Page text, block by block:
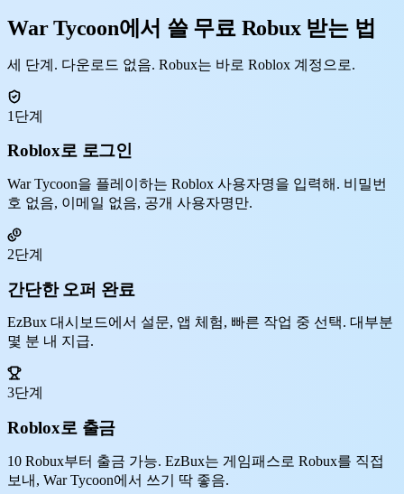
War Tycoon에서 쓸 무료 Robux 받는 법
세 단계. 다운로드 없음. Robux는 바로 Roblox 계정으로.
1단계
Roblox로 로그인
War Tycoon을 플레이하는 Roblox 사용자명을 입력해. 비밀번
호 없음, 이메일 없음, 공개 사용자명만.
2단계
간단한 오퍼 완료
EzBux 대시보드에서 설문, 앱 체험, 빠른 작업 중 선택. 대부분
몇 분 내 지급.
3단계
Roblox로 출금
10 Robux부터 출금 가능. EzBux는 게임패스로 Robux를 직접
보내, War Tycoon에서 쓰기 딱 좋음.